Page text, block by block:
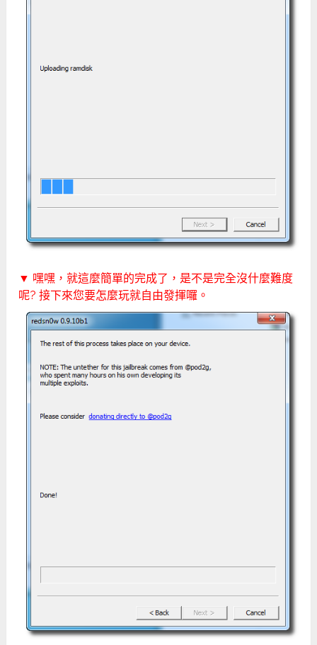
▼ 嘿嘿，就這麼簡單的完成了，是不是完全沒什麼難度
呢? 接下來您要怎麼玩就自由發揮囉。